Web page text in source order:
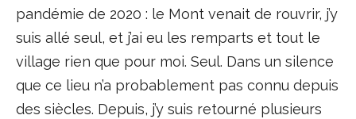
pandémie de 2020 : le Mont venait de rouvrir, j’y
suis allé seul, et j’ai eu les remparts et tout le
village rien que pour moi. Seul. Dans un silence
que ce lieu n’a probablement pas connu depuis
des siècles. Depuis, j’y suis retourné plusieurs